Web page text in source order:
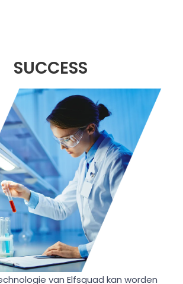
SUCCESS
van Elfsquad kan worden